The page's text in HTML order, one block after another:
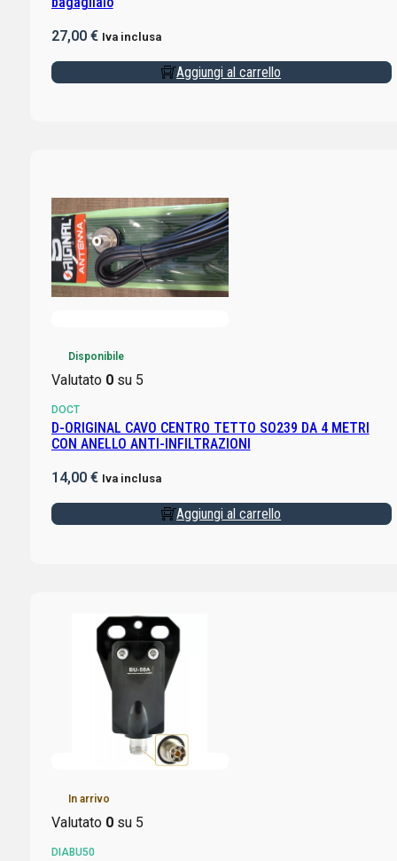
27,00 € Iva inclusa
Aggiungi al carrello
Disponibile
Valutato 0su 5
DOCT
D-ORIGINAL CAVO CENTRO TETTO SO239 DA 4 METRI
CON ANELLO ANTI-INFILTRAZIONI
14,00 € Iva inclusa
Aggiungi al carrello
In arrivo
Valutato 0su 5
DIABU50